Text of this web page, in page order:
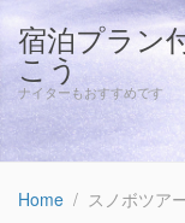
宿泊プラン
こう
ナイターもおすすめです
Home スノボツア